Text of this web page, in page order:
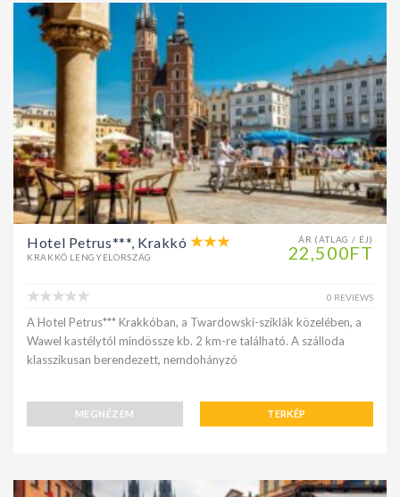
ÁR (ÁTLAG / ÉJ)
22,500FT
Hotel Petrus***, Krakkó
KRAKKÓ LENGYELORSZÁG
0 REVIEWS
A Hotel Petrus*** Krakkóban, a Twardowski-sziklák közelében, a
Wawel kastélytól mindössze kb. 2 km-re található. A szálloda
klasszikusan berendezett, nemdohányzó
MEGNÉZEM TERKÉP